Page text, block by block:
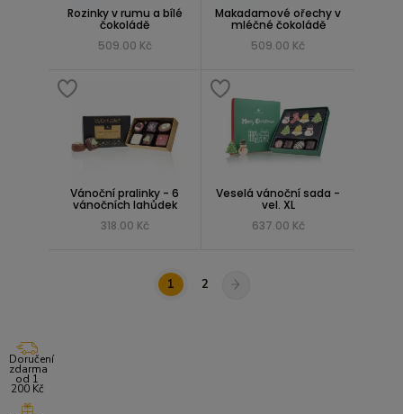
Rozinky v rumu a bílé
čokoládě
509.00 Kč
Makadamové ořechy v
mléčné čokoládě
509.00 Kč
Vánoční pralinky - 6
vánočních lahůdek
318.00 Kč
Veselá vánoční sada -
vel. XL
637.00 Kč
1 2
Doručení
zdarma
od 1
200 Kč